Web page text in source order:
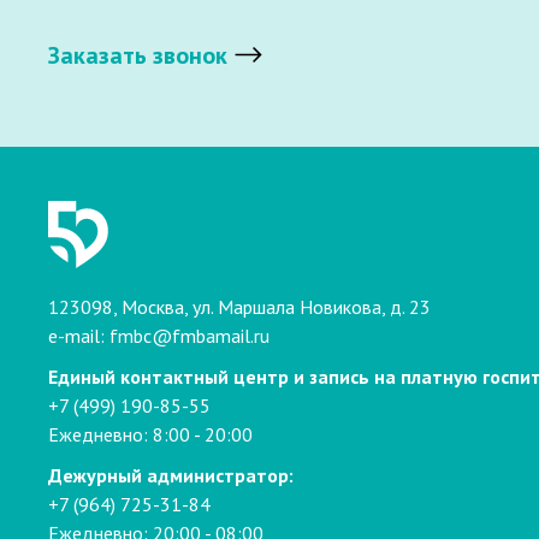
Заказать звонок
123098, Москва, ул. Маршала Новикова, д. 23
e-mail: fmbc@fmbamail.ru
Единый контактный центр и запись на платную
+7 (499) 190-85-55
Ежедневно: 8:00 - 20:00
Дежурный администратор:
+7 (964) 725-31-84
Ежедневно: 20:00 - 08:00